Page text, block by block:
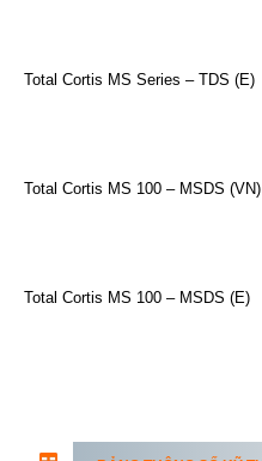
Total Cortis MS Series – TDS (E)
Total Cortis MS 100 – MSDS (VN)
Total Cortis MS 100 – MSDS (E)